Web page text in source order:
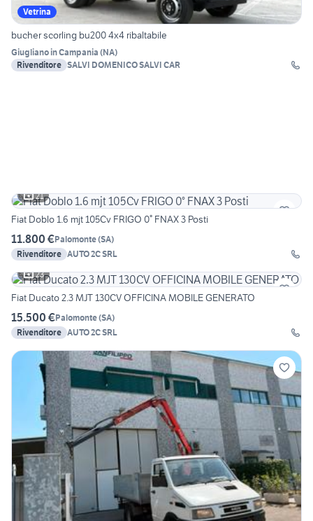
Vetrina
bucher scorling bu200 4x4 ribaltabile
Giugliano in Campania (NA)
Rivenditore SALVI DOMENICO SALVI CAR
21
Fiat Doblo 1.6 mjt 105Cv FRIGO 0° FNAX 3 Posti
11.800 €Palomonte(SA)
Rivenditore AUTO 2C SRL
23
Fiat Ducato 2.3 MJT 130CV OFFICINA MOBILE GENERATO
15.500 €Palomonte(SA)
Rivenditore AUTO 2C SRL